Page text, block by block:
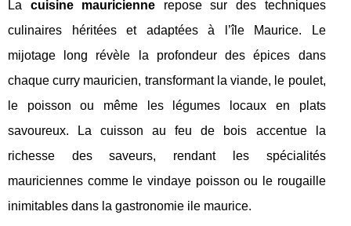
La cuisine mauricienne repose sur des techniques
culinaires héritées et adaptées à l’île Maurice. Le
mijotage long révèle la profondeur des épices dans
chaque curry mauricien, transformant la viande, le poulet,
le poisson ou même les légumes locaux en plats
savoureux. La cuisson au feu de bois accentue la
richesse des saveurs, rendant les spécialités
mauriciennes comme le vindaye poisson ou le rougaille
inimitables dans la gastronomie ile maurice.